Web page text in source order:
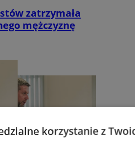
zatrzymała
mężczyznę
korzystanie z